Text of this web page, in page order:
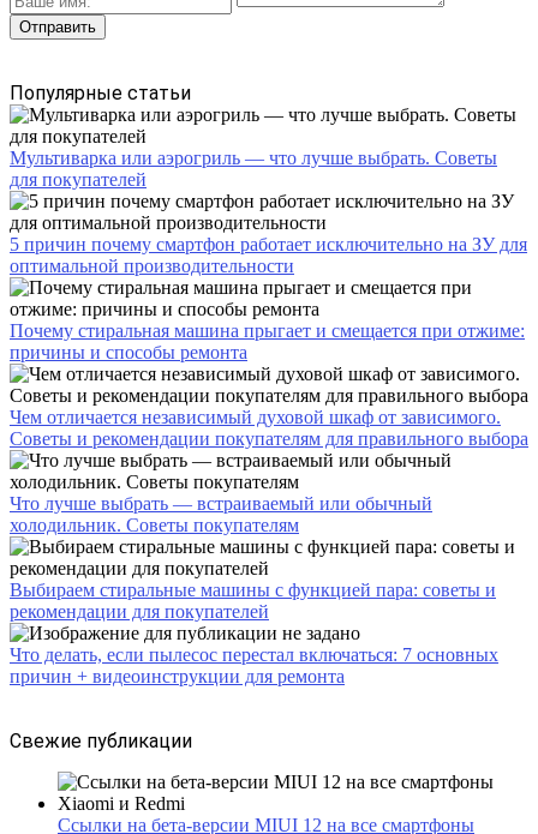
Популярные статьи
Мультиварка или аэрогриль — что лучше выбрать. Советы
для покупателей
5 причин почему смартфон работает исключительно на ЗУ для
оптимальной производительности
Почему стиральная машина прыгает и смещается при отжиме:
причины и способы ремонта
Чем отличается независимый духовой шкаф от зависимого.
Советы и рекомендации покупателям для правильного выбора
Что лучше выбрать — встраиваемый или обычный
холодильник. Советы покупателям
Выбираем стиральные машины с функцией пара: советы и
рекомендации для покупателей
Что делать, если пылесос перестал включаться: 7 основных
причин + видеоинструкции для ремонта
Свежие публикации
Ссылки на бета-версии MIUI 12 на все смартфоны